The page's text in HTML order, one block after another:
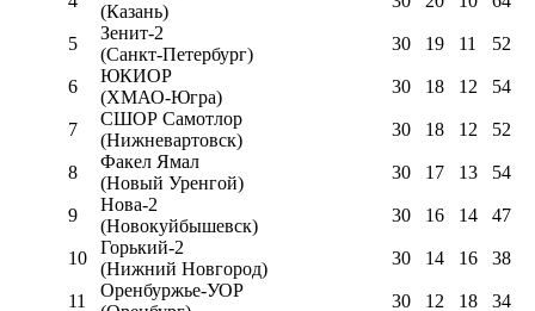
(Казань)
5
Зенит-2
(Санкт-Петербург)
30 19 11 52
6
ЮКИОР
(ХМАО-Югра)
30 18 12 54
7
СШОР Самотлор
(Нижневартовск)
30 18 12 52
8
Факел Ямал
(Новый Уренгой)
30 17 13 54
9
Нова-2
(Новокуйбышевск)
30 16 14 47
10
Горький-2
(Нижний Новгород)
30 14 16 38
11
Оренбуржье-УОР
30 12 18 34